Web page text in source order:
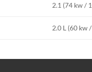
2.1 (74 kw /
2.0 L (60 kw